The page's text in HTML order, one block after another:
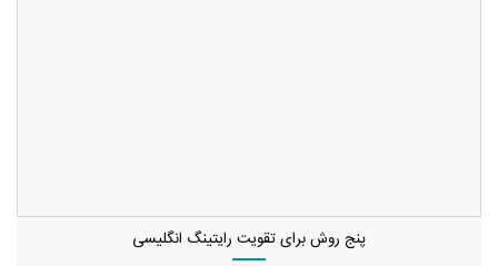
پنج روش برای تقویت رایتینگ انگلیسی